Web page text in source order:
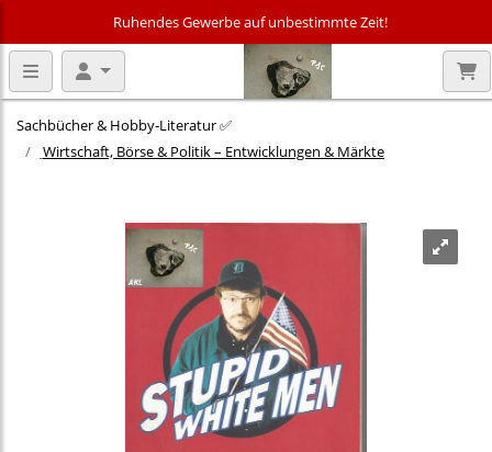
Ruhendes Gewerbe auf unbestimmte Zeit!
Sachbücher & Hobby‑Literatur ✅
Wirtschaft, Börse & Politik – Entwicklungen & Märkte